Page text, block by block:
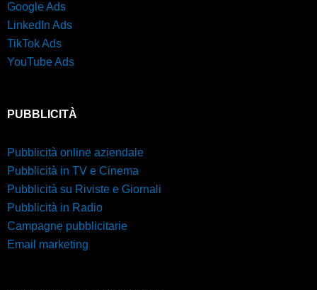
Google Ads
LinkedIn Ads
TikTok Ads
YouTube Ads
PUBBLICITÀ
Pubblicità online aziendale
Pubblicità in TV e Cinema
Pubblicità su Riviste e Giornali
Pubblicità in Radio
Campagne pubblicitarie
Email marketing